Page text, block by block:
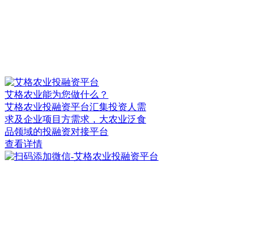
艾格农业能为您做什么？
艾格农业投融资平台汇集投资人需
求及企业项目方需求，大农业泛食
品领域的投融资对接平台
查看详情